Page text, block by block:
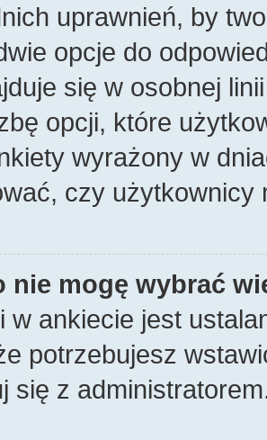
uprawnień, by
opcje do
się w osobnej
opcji, które
wyrażony w
czy użytkownicy
nie mogę wybrać
w ankiecie jest
potrzebujesz
się z